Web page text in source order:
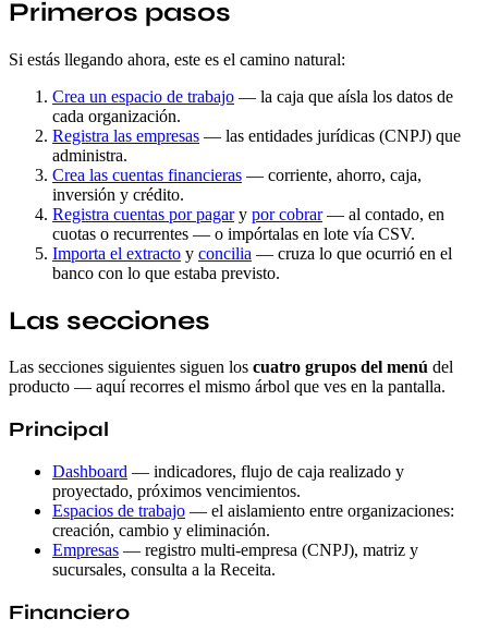
Primeros pasos
Si estás llegando ahora, este es el camino natural:
Crea un espacio de trabajo — la caja que aísla los datos de
cada organización.
Registra las empresas — las entidades jurídicas (CNPJ) que
administra.
Crea las cuentas financieras — corriente, ahorro, caja,
inversión y crédito.
Registra cuentas por pagary por cobrar— al contado, en
cuotas o recurrentes — o impórtalas en lote vía CSV.
Importa el extracto y concilia — cruza lo que ocurrió en el
banco con lo que estaba previsto.
Las secciones
Las secciones siguientes siguen los cuatro grupos del menú del
producto — aquí recorres el mismo árbol que ves en la pantalla.
Principal
Dashboard — indicadores, flujo de caja realizado y
proyectado, próximos vencimientos.
Espacios de trabajo — el aislamiento entre organizaciones:
creación, cambio y eliminación.
Empresas — registro multi-empresa (CNPJ), matriz y
sucursales, consulta a la Receita.
Financiero